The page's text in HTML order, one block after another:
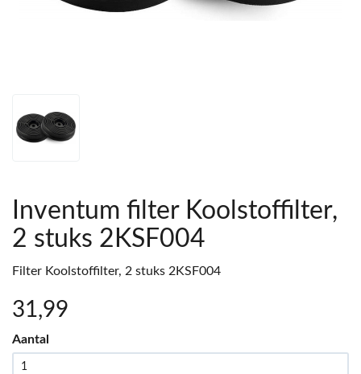
Inventum filter Koolstoffilter,
2 stuks 2KSF004
Filter Koolstoffilter, 2 stuks 2KSF004
31 ,99
Aantal